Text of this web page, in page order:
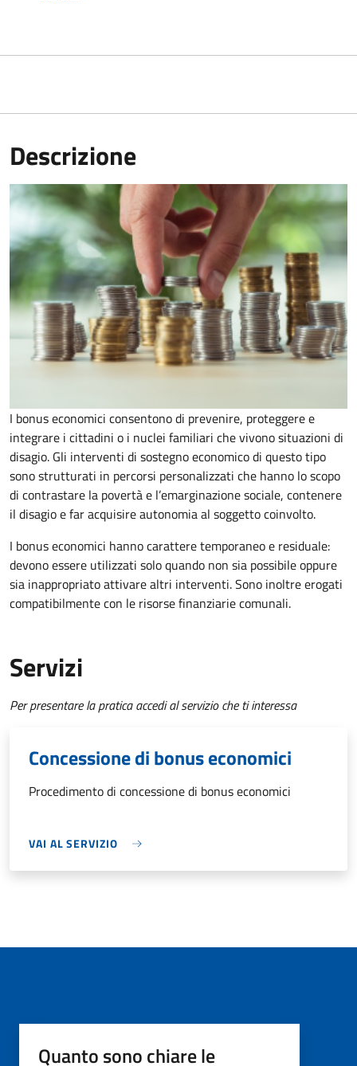
Descrizione
I bonus economici consentono di prevenire, proteggere e
integrare i cittadini o i nuclei familiari che vivono situazioni di
disagio. Gli interventi di sostegno economico di questo tipo
sono strutturati in percorsi personalizzati che hanno lo scopo
di contrastare la povertà e l’emarginazione sociale, contenere
il disagio e far acquisire autonomia al soggetto coinvolto.
I bonus economici hanno carattere temporaneo e residuale:
devono essere utilizzati solo quando non sia possibile oppure
sia inappropriato attivare altri interventi. Sono inoltre erogati
compatibilmente con le risorse finanziarie comunali.
Servizi
Per presentare la pratica accedi al servizio che ti interessa
Concessione di bonus economici
Procedimento di concessione di bonus economici
VAI AL SERVIZIO
Quanto sono chiare le